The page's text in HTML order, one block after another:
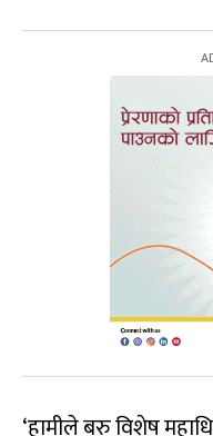
‘हामीले बरु विशेष